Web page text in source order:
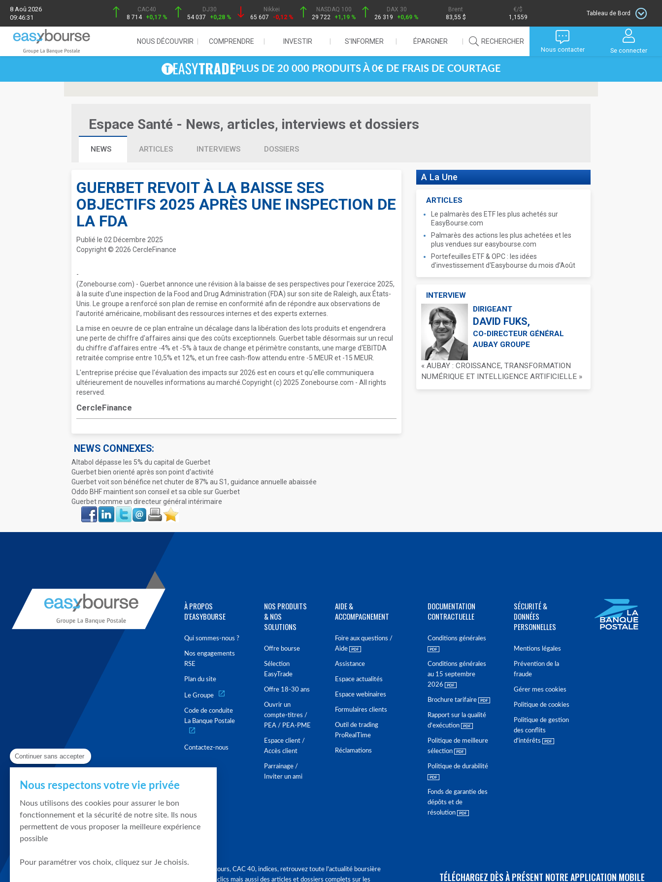
8 Aoû 2026
09:46:31
CAC40
8 714 +0,17 %
DJ30
54 037
+0,28 %
Nikkei
65 607
-0,12 %
NASDAQ 100
29 722
+1,19 %
DAX 30
26 319
+0,69 %
Brent
83,55 $
/$
1,1559
Tableau de Bord
NOUS DÉCOUVRIR COMPRENDRE INVESTIR S'INFORMER ÉPARGNER RECHERCHER
Nous contacter Se connecter
PLUS DE 20 000 PRODUITS À 0€ DE FRAIS DE COURTAGE
Espace Santé - News, articles, interviews et dossiers
NEWS ARTICLES INTERVIEWS DOSSIERS
GUERBET REVOIT À LA BAISSE SES
OBJECTIFS 2025 APRÈS UNE INSPECTION DE
LA FDA
Publié le 02 Décembre 2025
Copyright © 2026 CercleFinance
-
(Zonebourse.com) - Guerbet annonce une révision à la baisse de ses perspectives pour l'exercice 2025,
à la suite d'une inspection de la Food and Drug Administration (FDA) sur son site de Raleigh, aux États-
Unis. Le groupe a renforcé son plan de remise en conformité afin de répondre aux observations de
l'autorité américaine, mobilisant des ressources internes et des experts externes.
La mise en oeuvre de ce plan entraîne un décalage dans la libération des lots produits et engendrera
une perte de chiffre d'affaires ainsi que des coûts exceptionnels. Guerbet table désormais sur un recul
du chiffre d'affaires entre -4% et -5% à taux de change et périmètre constants, une marge d'EBITDA
retraitée comprise entre 10,5% et 12%, et un free cash-flow attendu entre -5 MEUR et -15 MEUR.
L'entreprise précise que l'évaluation des impacts sur 2026 est en cours et qu'elle communiquera
ultérieurement de nouvelles informations au marché.Copyright (c) 2025 Zonebourse.com - All rights
reserved.
CercleFinance
NEWS CONNEXES:
Altabol dépasse les 5% du capital de Guerbet
Guerbet bien orienté après son point d'activité
Guerbet voit son bénéfice net chuter de 87% au S1, guidance annuelle abaissée
Oddo BHF maintient son conseil et sa cible sur Guerbet
Guerbet nomme un directeur général intérimaire
Face
book
LinkIn Twitter Envoyer ImprimerFavoris
A La Une
ARTICLES
Le palmarès des ETF les plus achetés sur
EasyBourse.com
Palmarès des actions les plus achetées et les
plus vendues sur easybourse.com
Portefeuilles ETF & OPC : les idées
d'investissement d'Easybourse du mois d'Août
INTERVIEW
DIRIGEANT
DAVID FUKS,
CO-DIRECTEUR GÉNÉRAL
AUBAY GROUPE
« AUBAY : CROISSANCE, TRANSFORMATION
NUMÉRIQUE ET INTELLIGENCE ARTIFICIELLE »
À PROPOS
D'EASYBOURSE
Qui sommes-nous ?
Nos engagements
RSE
Plan du site
Le Groupe
Code de conduite
La Banque Postale
Contactez-nous
NOS PRODUITS
& NOS
SOLUTIONS
Offre bourse
Sélection
EasyTrade
Offre 18-30 ans
Ouvrir un
compte-titres /
PEA / PEA-PME
Espace client /
Accès client
Parrainage /
Inviter un ami
AIDE &
ACCOMPAGNEMENT
Foire aux questions /
Aide
Assistance
Espace actualités
Espace webinaires
Formulaires clients
Outil de trading
ProRealTime
Réclamations
DOCUMENTATION
CONTRACTUELLE
Conditions générales
Conditions générales
au 15 septembre
2026
Brochure tarifaire
Rapport sur la qualité
d'exécution
Politique de meilleure
sélection
Politique de durabilité
Fonds de garantie des
dépôts et de
résolution
SÉCURITÉ &
DONNÉES
PERSONNELLES
Mentions légales
Prévention de la
fraude
Gérer mes cookies
Politique de cookies
Politique de gestion
des conflits
d'intérêts
Graphique, cours, CAC 40, indices, retrouvez toute l'actualité boursière
en quelques clics mais aussi des articles et dossiers complets sur les
TÉLÉCHARGEZ DÈS À PRÉSENT NOTRE APPLICATION MOBILE
Continuer sans accepter
Nous respectons votre vie privée
Nous utilisons des cookies pour assurer le bon
fonctionnement et la sécurité de notre site. Ils nous
permettent de vous proposer la meilleure expérience
possible
Pour paramétrer vos choix, cliquez sur Je choisis.